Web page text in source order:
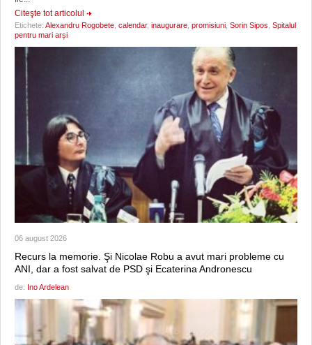
Citeşte tot articolul
Etichete: Alexandru Rogobete calendar, inaugurare promisiuni Sorin Sipos Spitalul
pentru mari arși
06 august 2026
Recurs la memorie. Şi Nicolae Robu a avut mari probleme cu
ANI, dar a fost salvat de PSD şi Ecaterina Andronescu
de: Ino Ardelean